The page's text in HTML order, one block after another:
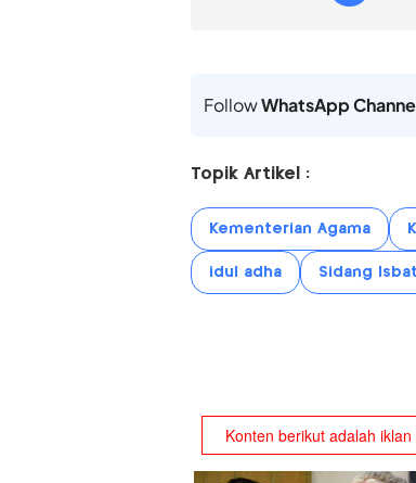
FollowWhatsApp
Topik Artikel :
Kementerian Agama
idul adha Sidang Isbat